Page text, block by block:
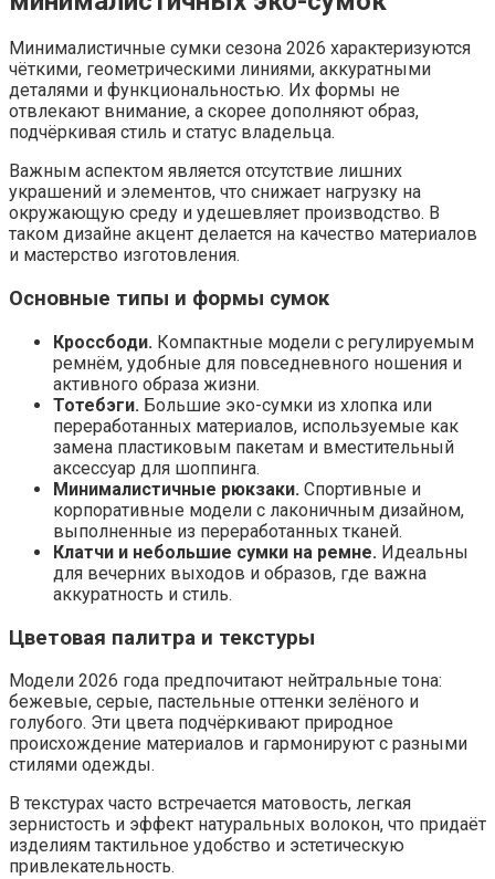
Минималистичные сумки сезона 2026 характеризуются
чёткими, геометрическими линиями, аккуратными
деталями и функциональностью. Их формы не
отвлекают внимание, а скорее дополняют образ,
подчёркивая стиль и статус владельца.
Важным аспектом является отсутствие лишних
украшений и элементов, что снижает нагрузку на
окружающую среду и удешевляет производство. В
таком дизайне акцент делается на качество материалов
и мастерство изготовления.
Основные типы и формы сумок
Кроссбоди. Компактные модели с регулируемым
ремнём, удобные для повседневного ношения и
активного образа жизни.
Тотебэги. Большие эко-сумки из хлопка или
переработанных материалов, используемые как
замена пластиковым пакетам и вместительный
аксессуар для шоппинга.
Минималистичные рюкзаки. Спортивные и
корпоративные модели с лаконичным дизайном,
выполненные из переработанных тканей.
Клатчи и небольшие сумки на ремне. Идеальны
для вечерних выходов и образов, где важна
аккуратность и стиль.
Цветовая палитра и текстуры
Модели 2026 года предпочитают нейтральные тона:
бежевые, серые, пастельные оттенки зелёного и
голубого. Эти цвета подчёркивают природное
происхождение материалов и гармонируют с разными
стилями одежды.
В текстурах часто встречается матовость, легкая
зернистость и эффект натуральных волокон, что придаёт
изделиям тактильное удобство и эстетическую
привлекательность.